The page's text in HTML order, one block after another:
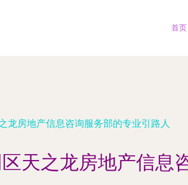
首页
龙房地产信息咨询服务部的专业引路人
天之龙房地产信息